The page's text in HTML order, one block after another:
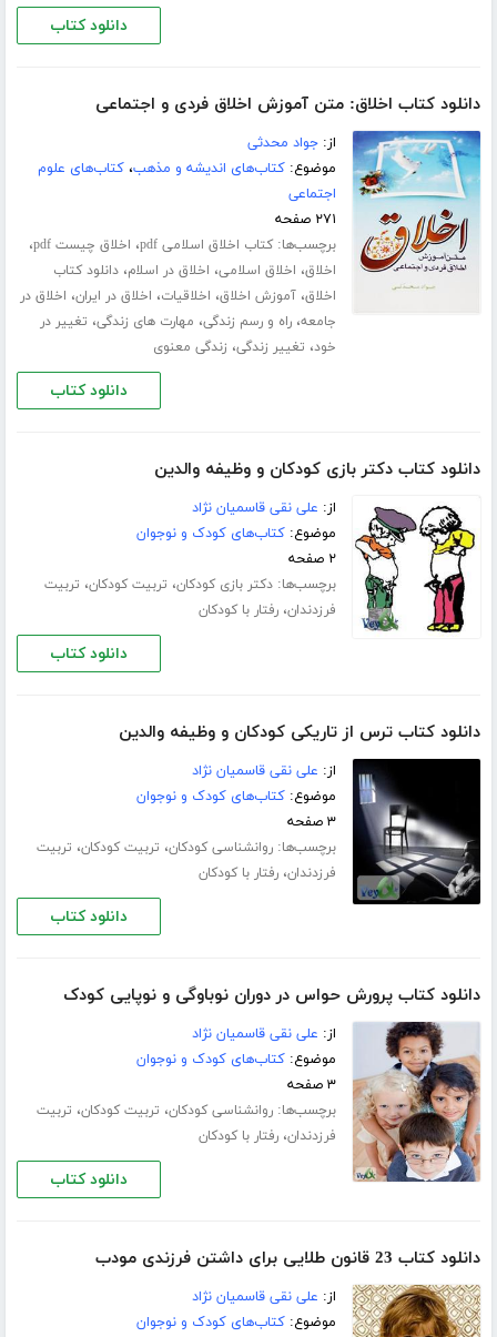
دانلود کتاب
دانلود کتاب اخلاق: متن آموزش اخلاق فردی و اجتماعی
از:جواد محدثی
موضوع:کتاب‌های اندیشه و مذهب،کتاب‌های علوم
اجتماعی
۲۷۱ صفحه
برچسب‌ها:کتاب اخلاق اسلامی pdf ، اخلاق چیست pdf ،
اخلاق، اخلاق اسلامی، اخلاق در اسلام،دانلود کتاب
اخلاق،آموزش اخلاق، اخلاقیات، اخلاق در ایران، اخلاق در
جامعه،راه و رسم زندگی، مهارت های زندگی، تغییر در
خود، تغییر زندگی، زندگی معنوی
دانلود کتاب
دانلود کتاب دکتر بازی کودکان و وظیفه والدین
از: علی نقی قاسمیان نژاد
موضوع:کتاب‌های کودک و نوجوان
۲ صفحه
برچسب‌ها:دکتر بازی کودکان، تربیت کودکان، تربیت
فرزدندان،رفتار با کودکان
دانلود کتاب
دانلود کتاب ترس از تاریکی کودکان و وظیفه والدین
از: علی نقی قاسمیان نژاد
موضوع:کتاب‌های کودک و نوجوان
۳ صفحه
برچسب‌ها:روانشناسی کودکان، تربیت کودکان، تربیت
فرزدندان،رفتار با کودکان
دانلود کتاب
دانلود کتاب پرورش حواس در دوران نوباوگی و نوپایی کودک
از: علی نقی قاسمیان نژاد
موضوع:کتاب‌های کودک و نوجوان
۳ صفحه
برچسب‌ها:روانشناسی کودکان، تربیت کودکان، تربیت
فرزدندان،رفتار با کودکان
دانلود کتاب
دانلود کتاب 23 قانون طلایی برای داشتن فرزندی مودب
از: علی نقی قاسمیان نژاد
موضوع:کتاب‌های کودک و نوجوان